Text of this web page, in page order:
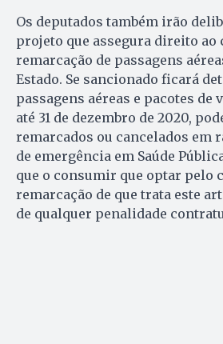
Os deputados também irão
projeto que assegura direito ao
remarcação de passagens
Estado. Se sancionado ficará
passagens aéreas e pacotes de
até 31 de dezembro de 2020,
remarcados ou cancelados em
de emergência em Saúde
que o consumir que optar pelo
remarcação de que trata este
de qualquer penalidade